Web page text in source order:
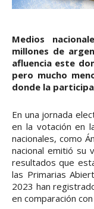
Medios
millones de
afluencia este
pero mucho
donde la
En una jornada
en la votación en
nacionales, como
nacional emitió su
resultados que
las Primarias
2023 han
en comparación